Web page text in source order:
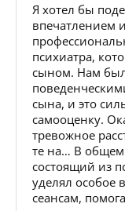
Я хотел бы
впечатлением
психиатра,
сыном. Нам
сына, и это
самооценку.
тревожное
те на… В общем
состоящий из
уделял особое
сеансам,